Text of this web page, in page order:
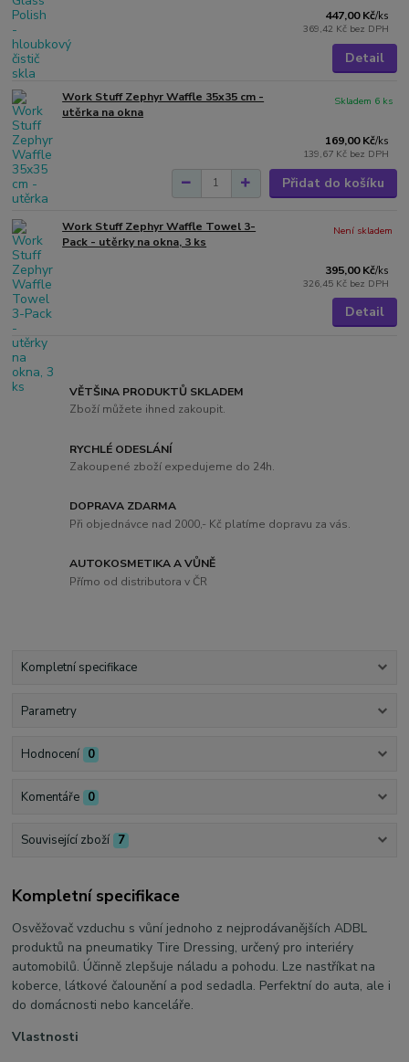
447,00 Kč/ks
369,42 Kč bez DPH
Detail
Work Stuff Zephyr Waffle 35x35 cm -
utěrka na okna
169,00 Kč/ks
139,67 Kč bez DPH
Skladem 6 ks
Přidat do košíku
Work Stuff Zephyr Waffle Towel 3-
Pack - utěrky na okna, 3 ks
395,00 Kč/ks
326,45 Kč bez DPH
Není skladem
Detail
VĚTŠINA PRODUKTŮ SKLADEM
Zboží můžete ihned zakoupit.
RYCHLÉ ODESLÁNÍ
Zakoupené zboží expedujeme do 24h.
DOPRAVA ZDARMA
Při objednávce nad 2000,- Kč platíme dopravu za vás.
AUTOKOSMETIKA A VŮNĚ
Přímo od distributora v ČR
Kompletní specifikace
Parametry
Hodnocení 0
Komentáře 0
Související zboží 7
Kompletní specifikace
Osvěžovač vzduchu s vůní jednoho z nejprodávanějších ADBL
produktů na pneumatiky Tire Dressing, určený pro interiéry
automobilů. Účinně zlepšuje náladu a pohodu. Lze nastříkat na
koberce, látkové čalounění a pod sedadla. Perfektní do auta, ale i
do domácnosti nebo kanceláře.
Vlastnosti